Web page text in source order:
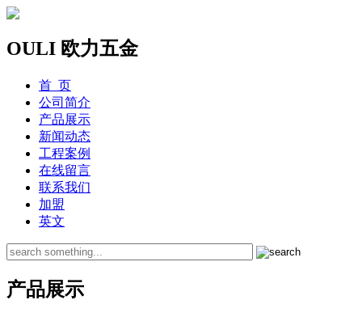
OULI 欧力五金
首 页
公司简介
产品展示
新闻动态
工程案例
在线留言
联系我们
加盟
英文
产品展示